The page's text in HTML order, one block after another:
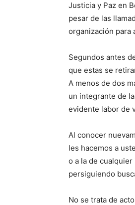
Justicia y Paz en
pesar de las
organización para
Segundos antes
que estas se
A menos de dos
un integrante de
evidente labor de
Al conocer
les hacemos a
o a la de
persiguiendo
No se trata de